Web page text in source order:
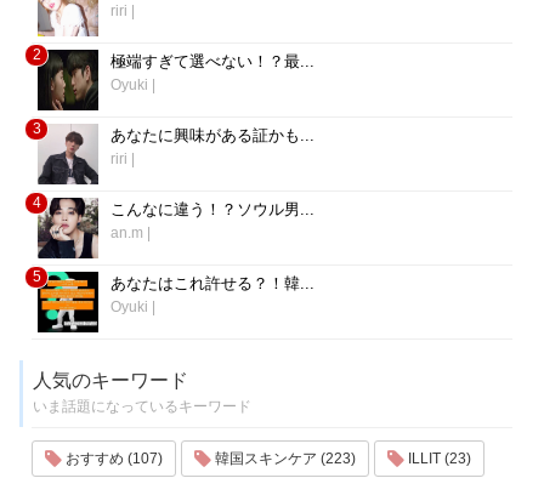
riri |
2 極端すぎて選べない！？最...
Oyuki |
3 あなたに興味がある証かも...
riri |
4 こんなに違う！？ソウル男...
an.m |
5 あなたはこれ許せる？！韓...
Oyuki |
人気のキーワード
いま話題になっているキーワード
おすすめ (107) 韓国スキンケア (223) ILLIT (23)